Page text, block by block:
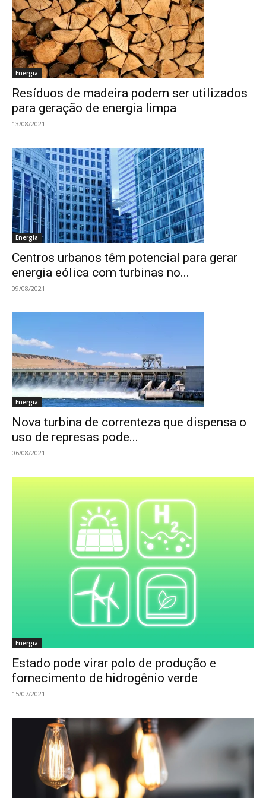
Energia
Resíduos de madeira podem ser utilizados
para geração de energia limpa
13/08/2021
Energia
Centros urbanos têm potencial para gerar
energia eólica com turbinas no...
09/08/2021
Energia
Nova turbina de correnteza que dispensa o
uso de represas pode...
06/08/2021
Energia
Estado pode virar polo de produção e
fornecimento de hidrogênio verde
15/07/2021